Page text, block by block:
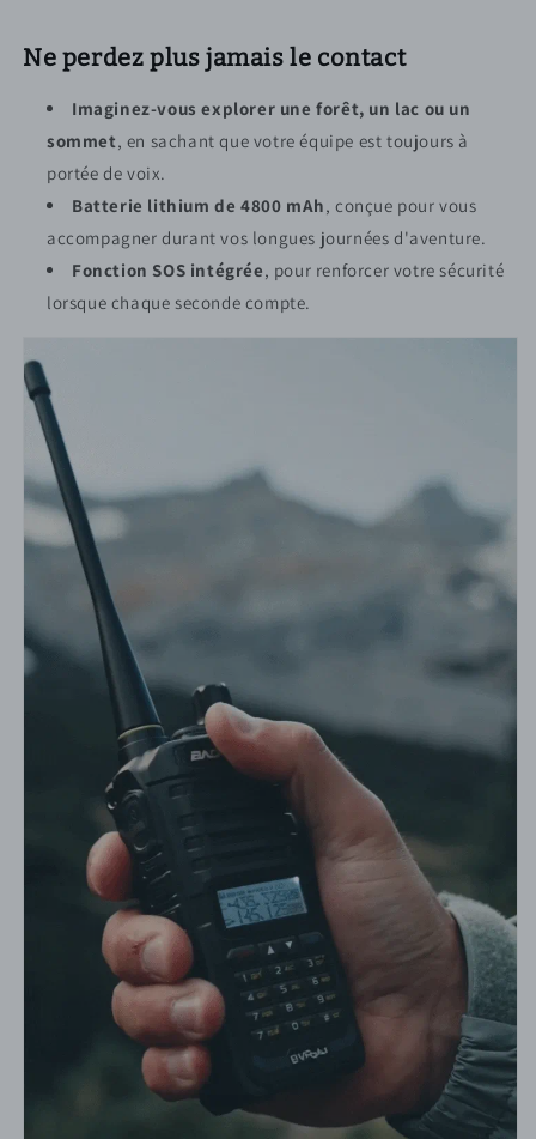
Ne perdez plus jamais le contact
Imaginez-vous explorer une forêt, un lac ou un
sommet, en sachant que votre équipe est toujours à
portée de voix.
Batterie lithium de 4800 mAh, conçue pour vous
accompagner durant vos longues journées d'aventure.
Fonction SOS intégrée, pour renforcer votre sécurité
lorsque chaque seconde compte.